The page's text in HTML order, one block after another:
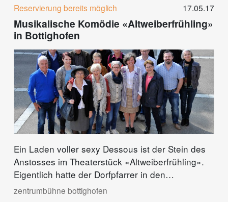
Musikalische Komödie «Altweiberfrühling»
in Bottighofen
Reservierung bereits möglich
zentrumbühne bottighofen
17.05.17
Ein Laden voller sexy Dessous ist der Stein des
Anstosses im Theaterstück «Altweiberfrühling».
Eigentlich hatte der Dorfpfarrer in den
Räumlichkeiten eines unrentablen Tante-Emma-
Ladens lieber seine Bibelgruppe gesehen als